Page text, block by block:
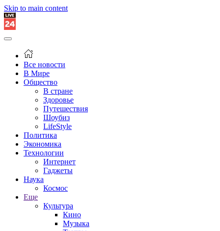
Skip to main content
Все новости
В Мире
Общество
В стране
Здоровье
Путешествия
Шоубиз
LifeStyle
Политика
Экономика
Технологии
Интернет
Гаджеты
Наука
Космос
Еще
Культура
Кино
Музыка